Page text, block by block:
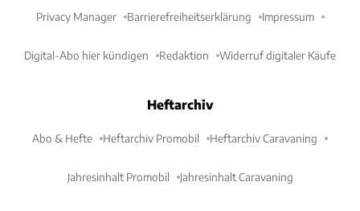
Privacy Manager Barrierefreiheitserklärung Impressum
Digital-Abo hier kündigen Redaktion Widerruf digitaler Käufe
Heftarchiv
Abo & Hefte Heftarchiv Promobil Heftarchiv Caravaning
Jahresinhalt Promobil Jahresinhalt Caravaning